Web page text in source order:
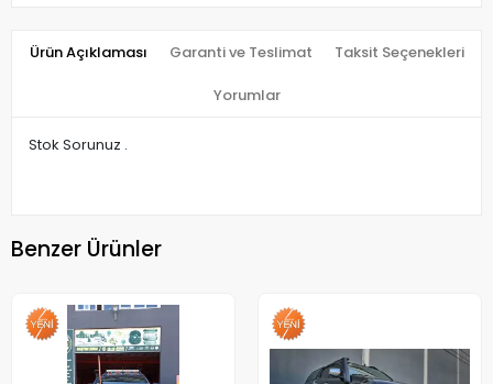
Ürün Açıklaması Garanti ve Teslimat Taksit Seçenekleri
Yorumlar
Stok Sorunuz .
Benzer Ürünler